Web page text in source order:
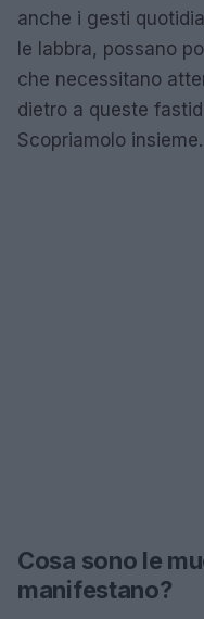
anche i gesti
le labbra, possano
che necessitano
dietro a queste
Scopriamolo insieme.
Cosa sono le
manifestano?